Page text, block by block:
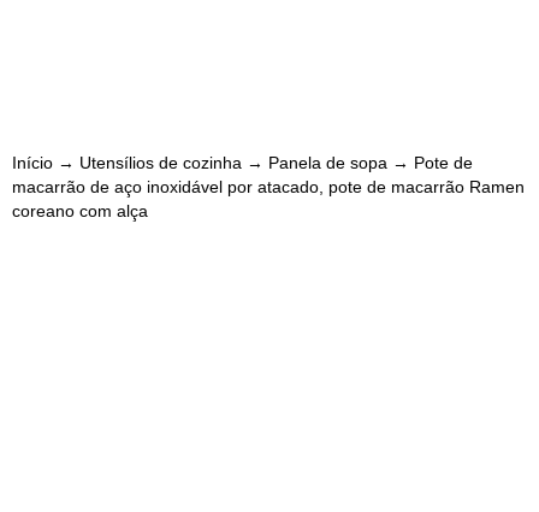
Início → Utensílios de cozinha → Panela de sopa → Pote de
macarrão de aço inoxidável por atacado, pote de macarrão Ramen
coreano com alça